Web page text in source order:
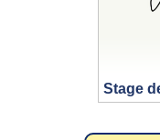
Stage